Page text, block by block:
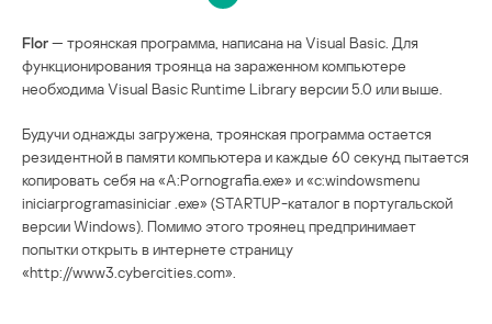
Flor— троянская программа, написана на Visual Basic. Для
функционирования троянца на зараженном компьютере
необходима Visual Basic Runtime Library версии 5.0 или выше.
Будучи однажды загружена, троянская программа остается
резидентной в памяти компьютера и каждые 60 секунд пытается
копировать себя на «A:Pornografia.exe» и «c:windowsmenu
iniciarprogramasiniciar .exe» (STARTUP-каталог в португальской
версии Windows). Помимо этого троянец предпринимает
попытки открыть в интернете страницу
«http://www3.cybercities.com».